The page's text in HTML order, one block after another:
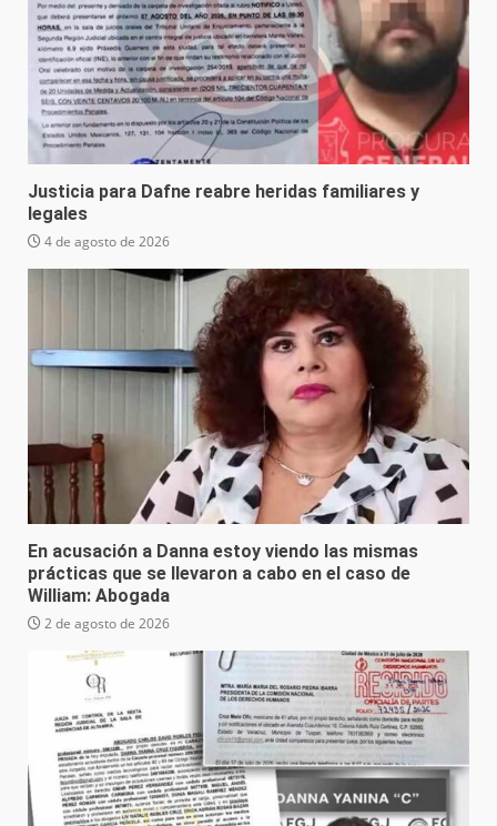
Justicia para Dafne reabre heridas familiares y
legales
4 de agosto de 2026
En acusación a Danna estoy viendo las mismas
prácticas que se llevaron a cabo en el caso de
William: Abogada
2 de agosto de 2026